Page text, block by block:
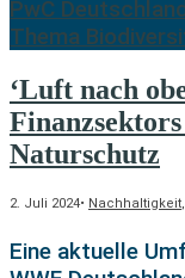
‘Luft nach
Naturschutz
2. Juli 2024• Nachhaltigkeit,
Eine aktuelle